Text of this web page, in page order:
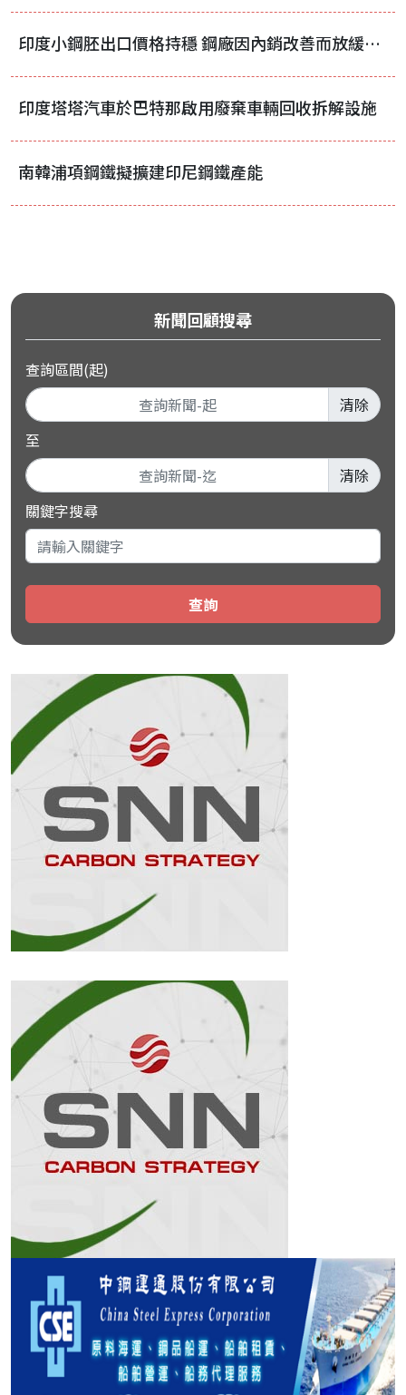
印度小鋼胚出口價格持穩 鋼廠因內銷改善而放緩積極出口步調
印度塔塔汽車於巴特那啟用廢棄車輛回收拆解設施
南韓浦項鋼鐵擬擴建印尼鋼鐵產能
新聞回顧搜尋
查詢區間(起)
清除
至
清除
關鍵字搜尋
查詢